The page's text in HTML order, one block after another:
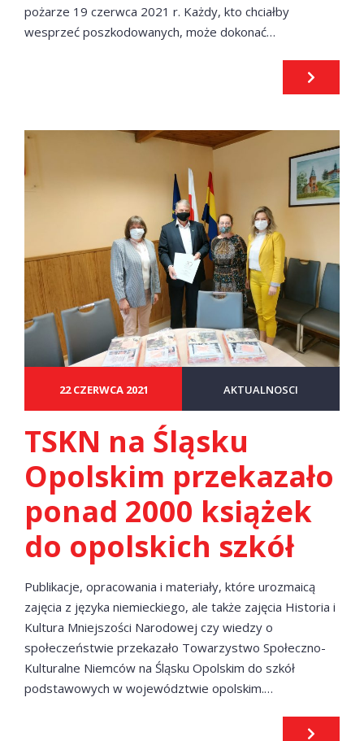
pożarze 19 czerwca 2021 r. Każdy, kto chciałby
wesprzeć poszkodowanych, może dokonać…
22 CZERWCA 2021 AKTUALNOSCI
TSKN na Śląsku
Opolskim przekazało
ponad 2000 książek
do opolskich szkół
Publikacje, opracowania i materiały, które urozmaicą
zajęcia z języka niemieckiego, ale także zajęcia Historia i
Kultura Mniejszości Narodowej czy wiedzy o
społeczeństwie przekazało Towarzystwo Społeczno-
Kulturalne Niemców na Śląsku Opolskim do szkół
podstawowych w województwie opolskim.…